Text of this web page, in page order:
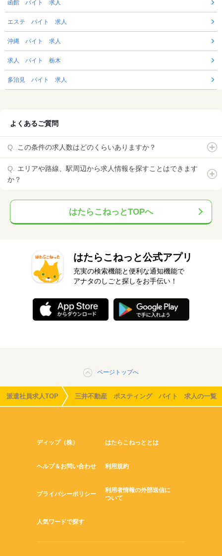
函館 バイト 求人
エステ バイト 求人
沖縄 バイト 求人
求人 バイト 栃木
多治見 バイト 求人
よくあるご質問
この条件の求人数はどのくらいありますか？
エリアや路線、駅周辺から求人情報を探すことはできます
か？
はたらこねっとTOPへ
はたらこねっと公式アプリ
充実の検索機能と便利な通知機能で
アナタのしごと探しをお手伝い！
ページトップへ
派遣社員求人TOP 三井不動産 ポスティング バイト 求人の一覧
ディップ（株） はたらこねっととは
ヘルプ＆お問い合わせ 利用規約
プライバシーポリシー
利用者情報の外部送信に
ついて
人気ワードで探す